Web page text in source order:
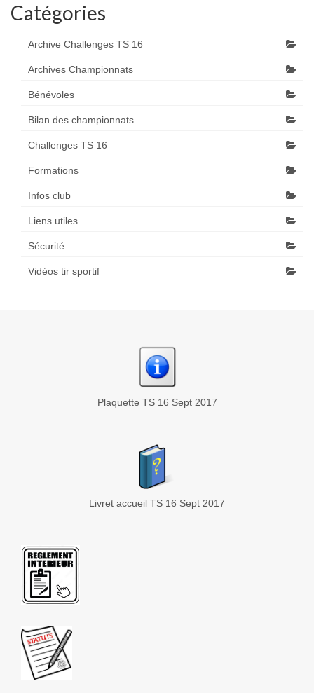
Catégories
Archive Challenges TS 16
Archives Championnats
Bénévoles
Bilan des championnats
Challenges TS 16
Formations
Infos club
Liens utiles
Sécurité
Vidéos tir sportif
Plaquette TS 16 Sept 2017
Livret accueil TS 16 Sept 2017